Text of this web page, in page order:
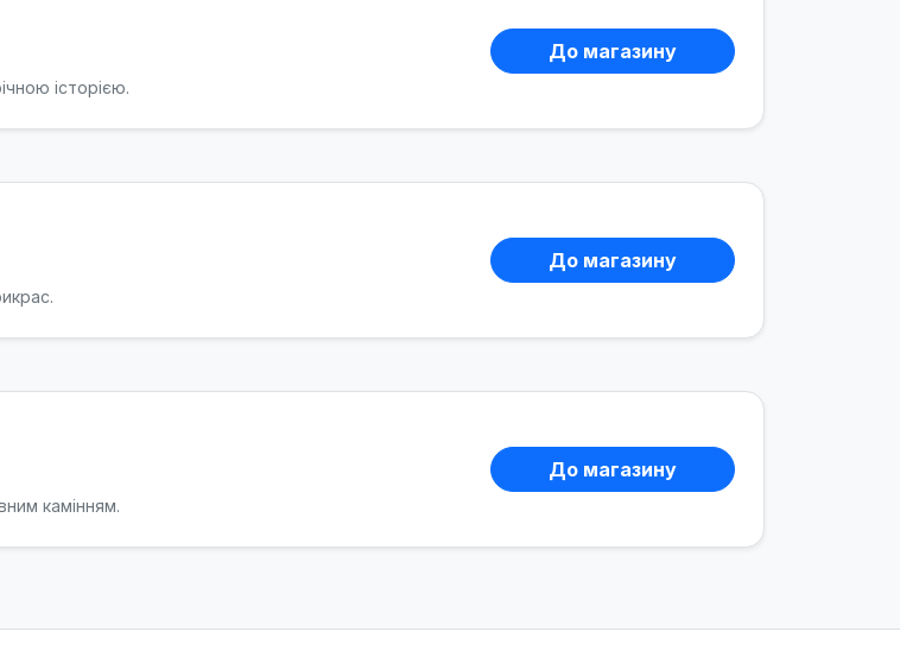
історією.
До магазину
До магазину
камінням.
До магазину